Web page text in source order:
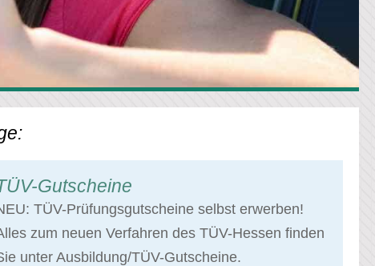
Gutscheine
TÜV-Prüfungsgutscheine selbst erwerben!
zum neuen Verfahren des TÜV-Hessen finden
unter Ausbildung/TÜV-Gutscheine.